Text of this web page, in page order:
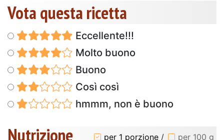
Vota questa ricetta
Eccellente!!!
Molto buono
Buono
Così così
hmmm, non è buono
Nutrizione per 1 porzione / per 100 g